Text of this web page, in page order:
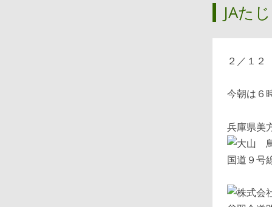
JAた
２／１
今朝は６
兵庫県美
国道９